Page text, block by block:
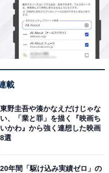
やかな仕立てとなって
お試しいただきたいで
ンドも幅広い層の方
い商品は？
ブロッコリーサラダ」
載
東野圭吾や湊かなえだけじゃな
い、「業と罪」を描く『映画ち
いかわ』から強く連想した映画
8選
20年間「駆け込み実績ゼロ」の